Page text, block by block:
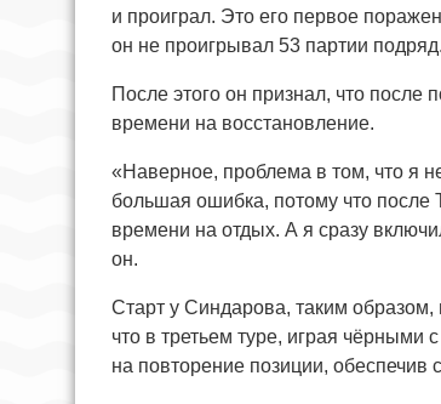
и проиграл. Это его первое
он не проигрывал 53 партии подряд.
После этого он признал, что
времени на восстановление.
«Наверное, проблема в том, что я
большая ошибка, потому что после
времени на отдых. А я сразу
он.
Старт у Синдарова, таким образом,
что в третьем туре, играя
на повторение позиции,